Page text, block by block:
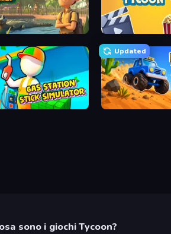
Idle Cinema Tycoon
- Stick Simulator
Updated
Desert Tycoon
sono i giochi Tycoon?